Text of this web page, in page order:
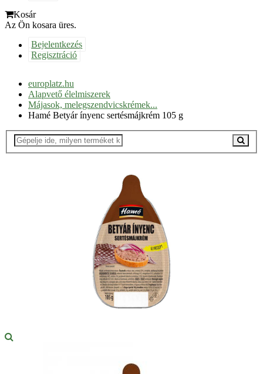
Kosár
Az Ön kosara üres.
Bejelentkezés
Regisztráció
europlatz.hu
Alapvető élelmiszerek
Májasok, melegszendvicskrémek...
Hamé Betyár ínyenc sertésmájkrém 105 g